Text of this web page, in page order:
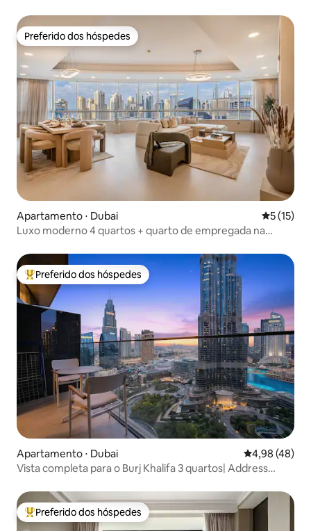
Preferido dos hóspedes
Preferido dos hóspedes
Apartamento ⋅ Dubai 5 de uma
5 (15)
Luxo moderno 4 quartos + quarto de empregada na
Entre os melhores preferidos dos hóspedes
Preferido dos hóspedes
Apartamento ⋅ Dubai 4,98 de uma
4,98 (48)
Vista completa para o Burj Khalifa 3 quartos| Address
Entre os melhores preferidos dos hóspedes
Preferido dos hóspedes